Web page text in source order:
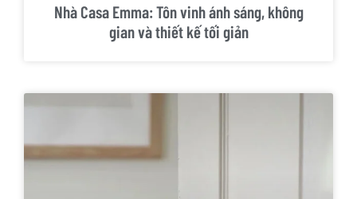
Nhà Casa Emma: Tôn vinh ánh sáng, không
gian và thiết kế tối giản